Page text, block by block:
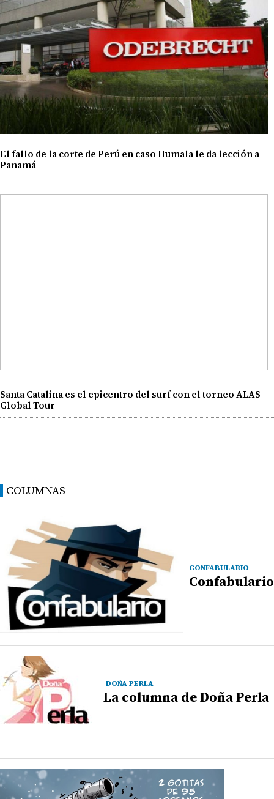
El fallo de la corte de Perú en caso Humala le da lección a
Panamá
Santa Catalina es el epicentro del surf con el torneo ALAS
Global Tour
COLUMNAS
CONFABULARIO
Confabulario
DOÑA PERLA
La columna de Doña Perla